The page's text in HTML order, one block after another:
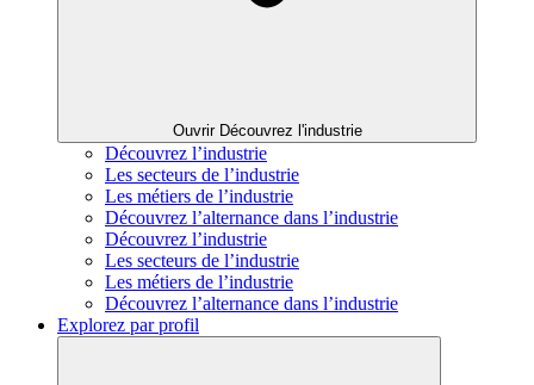
Ouvrir Découvrez l'industrie
Découvrez l’industrie
Les secteurs de l’industrie
Les métiers de l’industrie
Découvrez l’alternance dans l’industrie
Découvrez l’industrie
Les secteurs de l’industrie
Les métiers de l’industrie
Découvrez l’alternance dans l’industrie
Explorez par profil